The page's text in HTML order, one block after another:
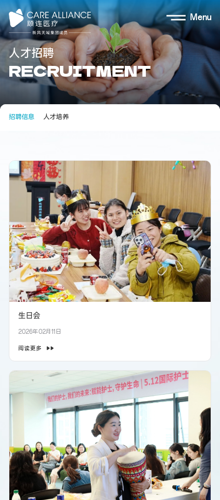
Menu
人才招聘
RECRUITMENT
招聘信息 人才培养
生日会
2026年02月11日
阅读更多